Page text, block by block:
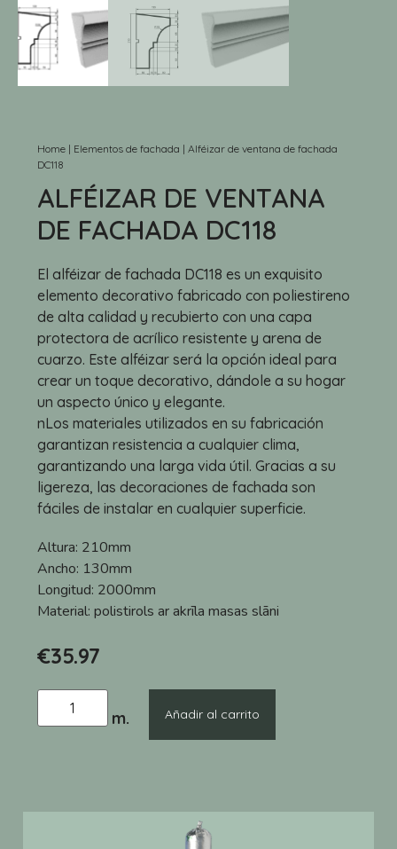
Home | Elementos de fachada | Alféizar de ventana de fachada
DC118
ALFÉIZAR DE VENTANA
DE FACHADA DC118
El alféizar de fachada DC118 es un exquisito
elemento decorativo fabricado con poliestireno
de alta calidad y recubierto con una capa
protectora de acrílico resistente y arena de
cuarzo. Este alféizar será la opción ideal para
crear un toque decorativo, dándole a su hogar
un aspecto único y elegante.
nLos materiales utilizados en su fabricación
garantizan resistencia a cualquier clima,
garantizando una larga vida útil. Gracias a su
ligereza, las decoraciones de fachada son
fáciles de instalar en cualquier superficie.
Altura: 210mm
Ancho: 130mm
Longitud: 2000mm
Material: polistirols ar akrīla masas slāni
€35.97
Añadir al carrito